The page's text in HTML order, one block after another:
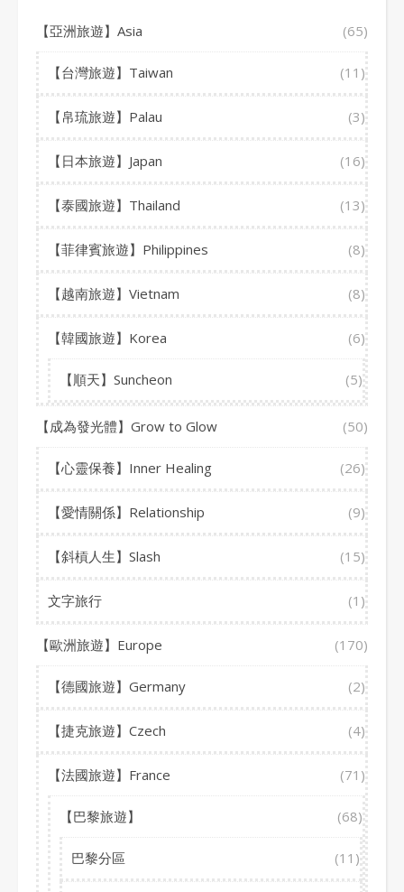
【亞洲旅遊】Asia (65)
【台灣旅遊】Taiwan (11)
【帛琉旅遊】Palau (3)
【日本旅遊】Japan (16)
【泰國旅遊】Thailand (13)
【菲律賓旅遊】Philippines (8)
【越南旅遊】Vietnam (8)
【韓國旅遊】Korea (6)
【順天】Suncheon (5)
【成為發光體】Grow to Glow (50)
【心靈保養】Inner Healing (26)
【愛情關係】Relationship (9)
【斜槓人生】Slash (15)
文字旅行 (1)
【歐洲旅遊】Europe (170)
【德國旅遊】Germany (2)
【捷克旅遊】Czech (4)
【法國旅遊】France (71)
【巴黎旅遊】 (68)
巴黎分區 (11)